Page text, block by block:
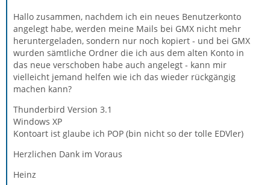
Hallo zusammen, nachdem ich ein neues Benutzerkonto
angelegt habe, werden meine Mails bei GMX nicht mehr
heruntergeladen, sondern nur noch kopiert - und bei GMX
wurden sämtliche Ordner die ich aus dem alten Konto in
das neue verschoben habe auch angelegt - kann mir
vielleicht jemand helfen wie ich das wieder rückgängig
machen kann?
Thunderbird Version 3.1
Windows XP
Kontoart ist glaube ich POP (bin nicht so der tolle EDVler)
Herzlichen Dank im Voraus
Heinz